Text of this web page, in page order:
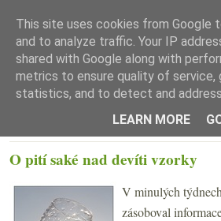
☰ Menu
O pití saké nad devíti vzorky
V minulých
zásoboval
This site uses cookies from Google
and to analyze traffic. Your IP
shared with Google along with
metrics to ensure quality of service,
statistics, and to detect and
LEARN MORE